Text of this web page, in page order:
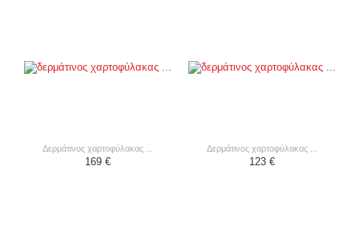
δερμάτινος χαρτοφύλακας ...
169 €
δερμάτινος χαρτοφύλακας ...
123 €